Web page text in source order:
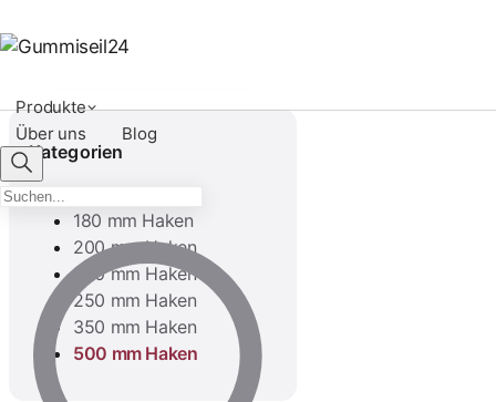
Produkte
Über uns
Blog
Kategorien
180 mm Haken
200 mm Haken
230 mm Haken
250 mm Haken
350 mm Haken
500 mm Haken